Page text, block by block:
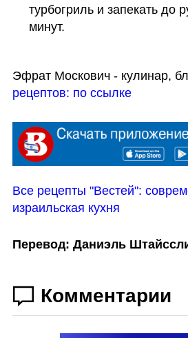
турбогриль и запекать до
минут.
Эфрат Москович - кулинар,
рецептов: по ссылке
Все рецепты "Вестей":
израильская кухня
Перевод: Даниэль
Комментарии